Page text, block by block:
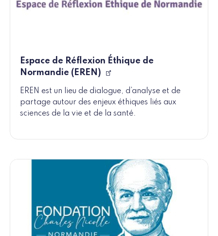
Espace de Réflexion Éthique de
Normandie (EREN)
EREN est un lieu de dialogue, d’analyse et de
partage autour des enjeux éthiques liés aux
sciences de la vie et de la santé.